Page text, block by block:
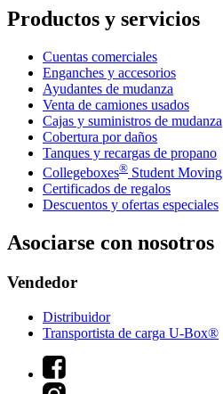
Productos y servicios
Cuentas comerciales
Enganches y accesorios
Ayudantes de mudanza
Venta de camiones usados
Cajas y suministros de mudanza
Cobertura por daños
Tanques y recargas de propano
Collegeboxes® Student Moving
Certificados de regalos
Descuentos y ofertas especiales
Asociarse con nosotros
Vendedor
Distribuidor
Transportista de carga U-Box®